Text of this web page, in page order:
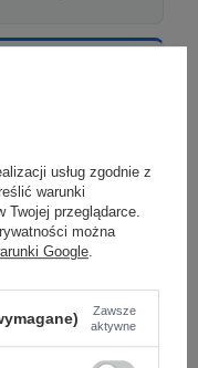
online
XML/CSV.
etykiecie Twojego
zero
usług zgodnie z
warunki
Twojej przeglądarce.
można
Google.
Zawsze
aktywne